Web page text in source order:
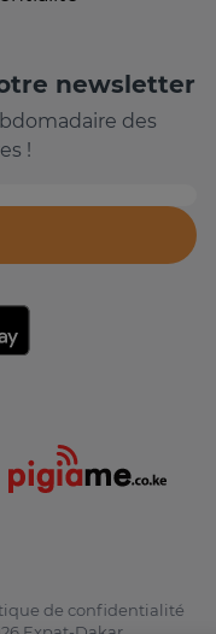
newsletter
des
!
de confidentialité